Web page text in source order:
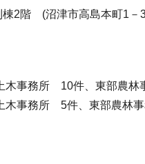
2階 (沼津市高島本町1－
木事務所 10件、東部農
木事務所 5件、東部農林